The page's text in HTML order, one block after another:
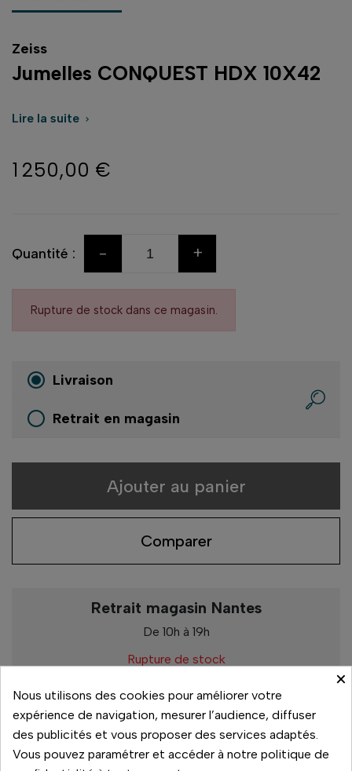
Zeiss
Jumelles CONQUEST HDX 10X42
Lire la suite 
1 250,00 €
Quantité : - +
Rupture de stock dans ce magasin.
Livraison
Retrait en magasin
Ajouter au panier
Comparer
Retrait magasin Nantes
De 10h à 19h
Rupture de stock
Retrait magasin Rennes
De 10h à 19h
Rupture de stock
×
Nous utilisons des cookies pour améliorer votre
expérience de navigation, mesurer l’audience, diffuser
des publicités et vous proposer des services adaptés.
Vous pouvez paramétrer et accéder à notre politique de